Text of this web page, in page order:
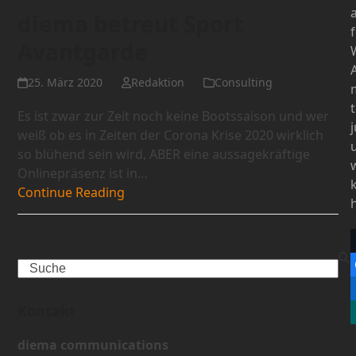
25. März 2020 Redaktion Consulting
Es ist zwar zur Zeit noch keine Bootssaison und wer
weiß ob es in Zeiten der Corona Krise 2020 wirklich
so blühend sein wird, ABER eine aussagekräftige
Onlinepräsenz ist in…
Continue Reading
Search
diema communications